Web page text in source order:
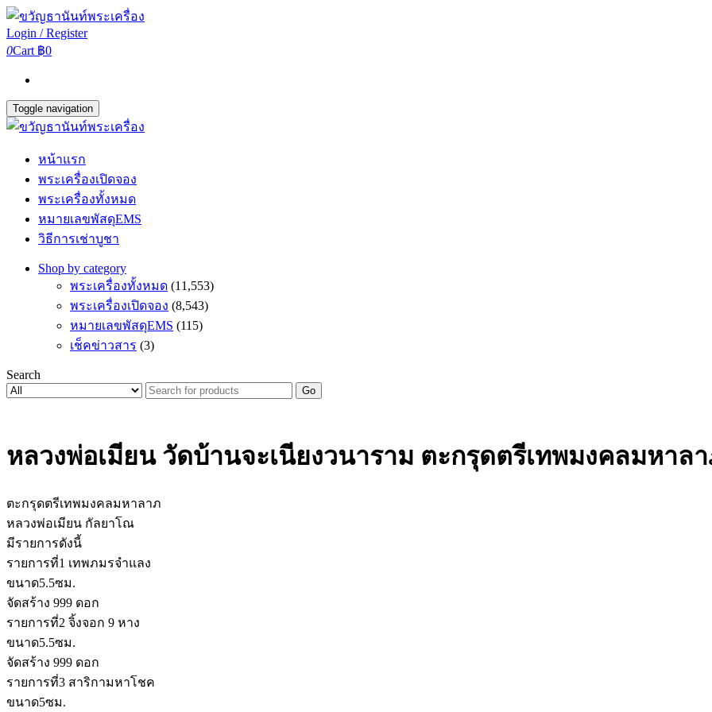
Login / Register
0Cart ฿0
Toggle navigation
หน้าแรก
พระเครื่องเปิดจอง
พระเครื่องทั้งหมด
หมายเลขพัสดุEMS
วิธีการเช่าบูชา
Shop by category
พระเครื่องทั้งหมด (11,553)
พระเครื่องเปิดจอง (8,543)
หมายเลขพัสดุEMS (115)
เช็คข่าวสาร (3)
Search
Go
หลวงพ่อเมียน วัดบ้านจะเนียงวนาราม ตะกรุดตรีเทพมงคลมหาล
ตะกรุดตรีเทพมงคลมหาลาภ
หลวงพ่อเมียน กัลยาโณ
มีรายการดังนี้
รายการที่1 เทพภมรจำแลง
ขนาด5.5ซม.
จัดสร้าง 999 ดอก
รายการที่2 จิ้งจอก 9 หาง
ขนาด5.5ซม.
จัดสร้าง 999 ดอก
รายการที่3 สาริกามหาโชค
ขนาด5ซม.